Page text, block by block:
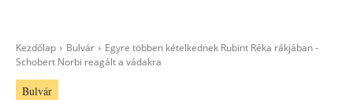
Kezdőlap Bulvár
Egyre többen kételkednek Rubint Réka rákjában -
Schobert Norbi reagált a vádakra
Bulvár